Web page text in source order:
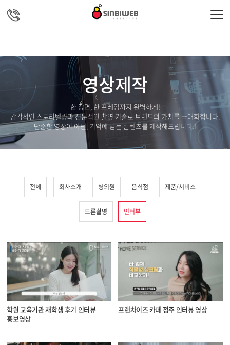
영상제작
한 장면, 한 프레임까지 완벽하게!
감각적인 스토리텔링과 전문적인 촬영 기술로 브랜드의 가치를 극대화합니다.
단순한 영상이 아닌, 기억에 남는 콘텐츠를 제작해드립니다.!
전체 회사소개 병의원 음식점 제품/서비스
드론촬영 인터뷰
학원 교육기관 재학생 후기 인터뷰
홍보영상
프랜차이즈 카페 점주 인터뷰 영상